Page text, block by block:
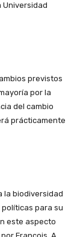
Universidad
previstos
por la
del cambio
prácticamente
la biodiversidad
para su
este aspecto